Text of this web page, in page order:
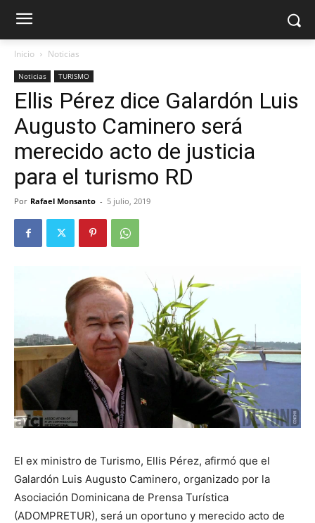
Inicio Noticias
Noticias TURISMO
Ellis Pérez dice Galardón Luis
Augusto Caminero será
merecido acto de justicia
para el turismo RD
Por Rafael Monsanto - 5 julio, 2019
El ex ministro de Turismo, Ellis Pérez, afirmó que el
Galardón Luis Augusto Caminero, organizado por la
Asociación Dominicana de Prensa Turística
(ADOMPRETUR), será un oportuno y merecido acto de